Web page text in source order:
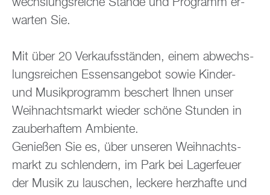
wechs­lungs­rei­che Stän­de und Pro­gramm er­
war­ten Sie.
Mit über 20 Ver­kaufs­stän­den, einem ab­wechs­
lungs­rei­chen Es­sens­an­ge­bot sowie Kin­der-
und Mu­sik­pro­gramm be­schert Ihnen unser
Weih­nachts­markt wie­der schö­ne Stun­den in
zau­ber­haf­tem Am­bi­en­te.
Ge­nie­ßen Sie es, über un­se­ren Weih­nachts­
markt zu schlen­dern, im Park bei La­ger­feu­er
der Musik zu lau­schen, le­cke­re herz­haf­te und